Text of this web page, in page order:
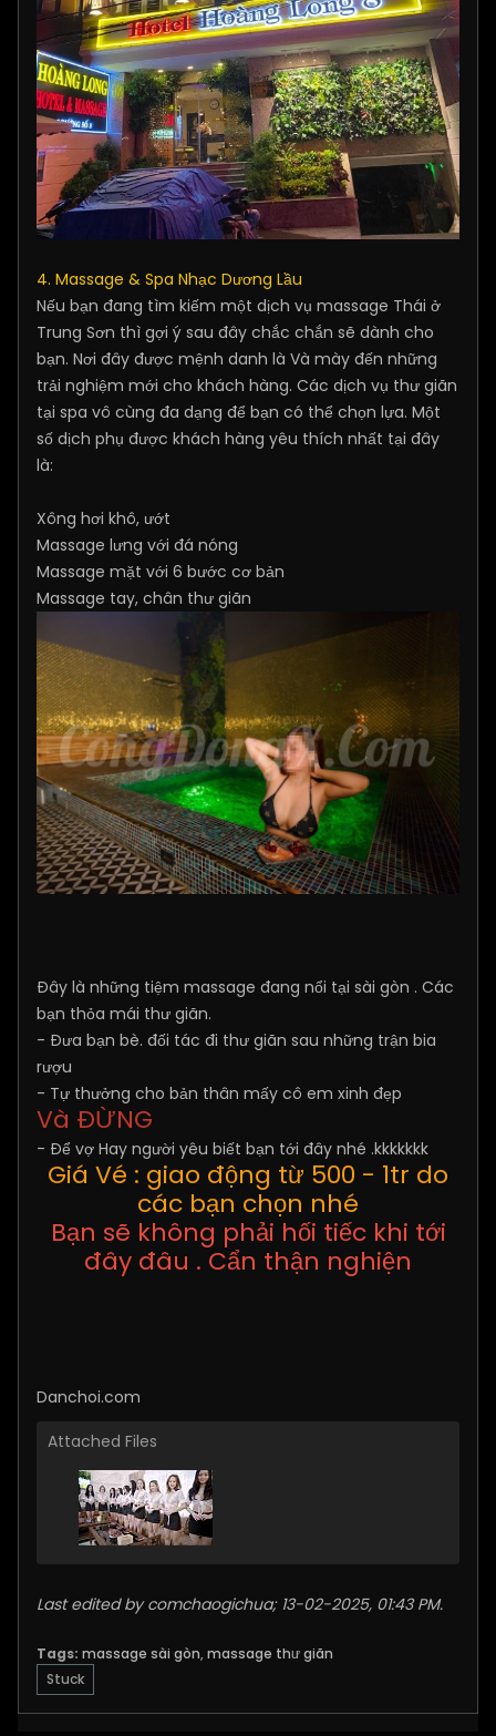
4. Massage & Spa Nhạc Dương Lầu
Nếu bạn đang tìm kiếm một dịch vụ massage Thái ở
Trung Sơn thì gợi ý sau đây chắc chắn sẽ dành cho
bạn. Nơi đây được mệnh danh là Và mày đến những
trải nghiệm mới cho khách hàng. Các dịch vụ thư giãn
tại spa vô cùng đa dạng để bạn có thể chọn lựa. Một
số dịch phụ được khách hàng yêu thích nhất tại đây
là:
Xông hơi khô, ướt
Massage lưng với đá nóng
Massage mặt với 6 bước cơ bản
Massage tay, chân thư giãn
Đây là những tiệm massage đang nổi tại sài gòn . Các
bạn thỏa mái thư giãn.
- Đưa bạn bè. đối tác đi thư giãn sau những trận bia
rượu
- Tự thưởng cho bản thân mấy cô em xinh đẹp
Và ĐỪNG
- Để vợ Hay người yêu biết bạn tới đây nhé .kkkkkkk
Giá Vé : giao động từ 500 - 1tr do
các bạn chọn nhé
Bạn sẽ không phải hối tiếc khi tới
đây đâu . Cẩn thận nghiện
Danchoi.com
Attached Files
Last edited bycomchaogichua; 13-02-2025, 01:43 PM.
Tags: massage sài gòn, massage thư giãn
Stuck